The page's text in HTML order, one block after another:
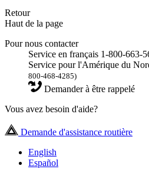
Retour
Haut de la page
Pour nous contacter
Service en français 1-800-663-
Service pour l'Amérique du
800-468-4285)
Demander à être rappelé
Vous avez besoin d'aide?
Demande d'assistance routière
English
Español